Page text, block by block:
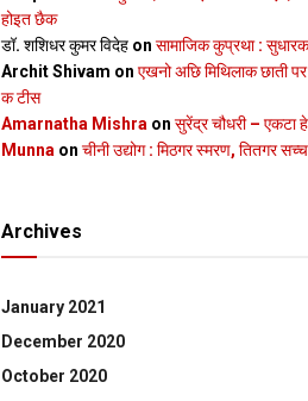
होइत छैक
डॉ. शशिधर कुमर विदेह on सामाजिक कुप्रथा :
Archit Shivam on एखनो अछि मिथिलाक छाती
क टीस
Amarnatha Mishra on सुरेंद्र चौधरी – एकटा
Munna on चीनी उद्योग : मिठगर स्‍मरण, तितगर
Archives
January 2021
December 2020
October 2020